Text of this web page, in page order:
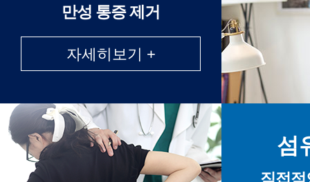
만성 통증 제거
자세히보기 +
섬